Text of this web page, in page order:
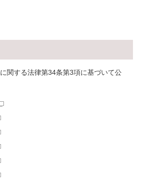
関する法律第34条第3項に基づいて公